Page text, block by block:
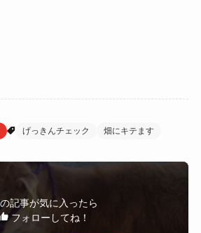
げっきんチェック 畑にキテます
記事が気に入ったら
フォローしてね！